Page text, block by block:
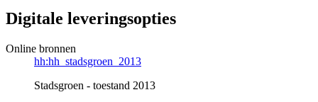
Digitale leveringsopties
Online bronnen
hh:hh_stadsgroen_2013
Stadsgroen - toestand 2013